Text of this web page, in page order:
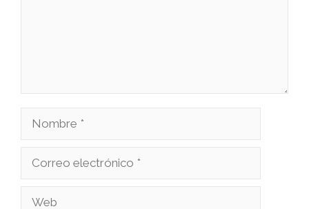
Nombre
Correo
Web